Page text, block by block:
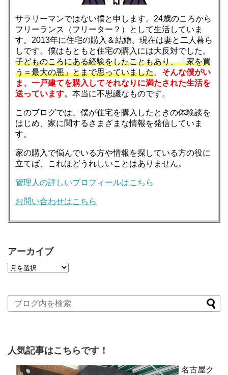
サラリーマンではない僕と申します。24歳のころから
フリーランス（フリーター？）として生活していま
す。2013年に住宅の購入＆結婚、現在は妻と二人暮ら
しです。僕はもともと住宅の購入には大反対でした。
子どものころにある経験をしたこともあり、「家を買
う＝最大の悪」とまで思っていました。 そんな僕がい
ま、一戸建てを購入してそれなりに満たされた生活を
送っています。本当に不思議なものです。
このブログでは、僕が住宅を購入したときの体験談を
はじめ、家に関するさまざまな情報を発信していま
す。
家の購入で悩んでいる方や情報を探している方の役に
立てば、これほどうれしいことはありません。
管理人の詳しいプロフィールはこちら
お問い合わせはこちら
アーカイブ
人気記事はこちらです！
名古屋ク